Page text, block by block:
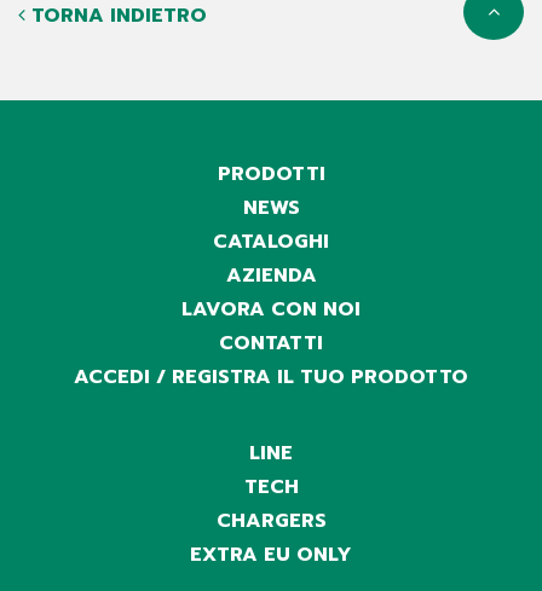
TORNA INDIETRO
PRODOTTI
NEWS
CATALOGHI
AZIENDA
LAVORA CON NOI
CONTATTI
ACCEDI / REGISTRA IL TUO PRODOTTO
LINE
TECH
CHARGERS
EXTRA EU ONLY